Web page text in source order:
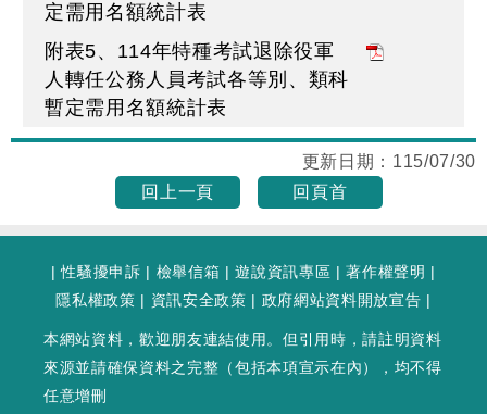
定需用名額統計表
附表5、114年特種考試退除役軍
人轉任公務人員考試各等別、類科
暫定需用名額統計表
更新日期： 115/07/30
回上一頁
回頁首
|性騷擾申訴 | 檢舉信箱 |遊說資訊專區 |著作權聲明 |
隱私權政策 | 資訊安全政策 | 政府網站資料開放宣告 |
本網站資料，歡迎朋友連結使用。但引用時，請註明資料
來源並請確保資料之完整（包括本項宣示在內），均不得
任意增刪